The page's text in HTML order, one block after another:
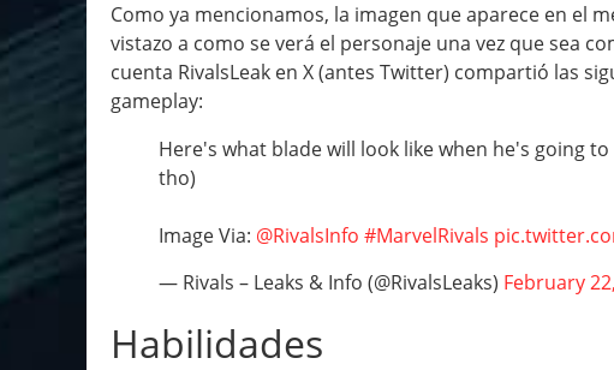
Como ya mencionamos, la imagen que aparece en el
vistazo a como se verá el personaje una vez que sea
cuenta RivalsLeak en X (antes Twitter) compartió las
gameplay:
Here's what blade will look like when he's going
tho)
Image Via: @RivalsInfo #MarvelRivals
— Rivals – Leaks & Info (@RivalsLeaks) February
Habilidades